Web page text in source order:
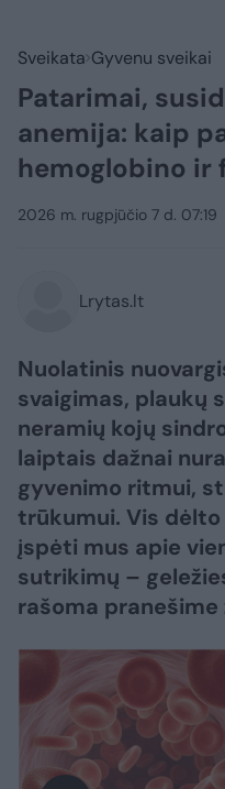
Sveikata Gyvenu sveikai
Patarimai,
anemija: kaip
hemoglobino
2026 m. rugpjūčio 7 d. 07:19
Lrytas.lt
Nuolatinis
svaigimas, plaukų
neramių kojų
laiptais dažnai
gyvenimo ritmui,
trūkumui. Vis
įspėti mus apie
sutrikimų –
rašoma pranešime